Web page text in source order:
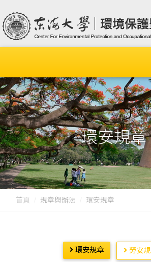
環安規章
首頁 規章與辦法 環安規章
環安規章 勞安